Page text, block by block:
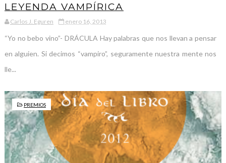
LEYENDA VAMPÍRICA
Carlos J. Eguren enero 16, 2013
“Yo no bebo vino”- DRÁCULA Hay palabras que nos llevan a pensar
en alguien. Si decimos “vampiro”, seguramente nuestra mente nos
lle...
PREMIOS